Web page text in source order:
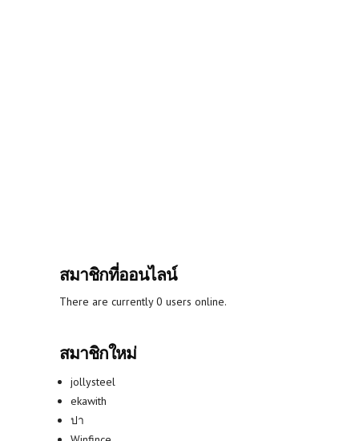
สมาชิกที่ออนไลน์
There are currently 0 users online.
สมาชิกใหม่
jollysteel
ekawith
ปา